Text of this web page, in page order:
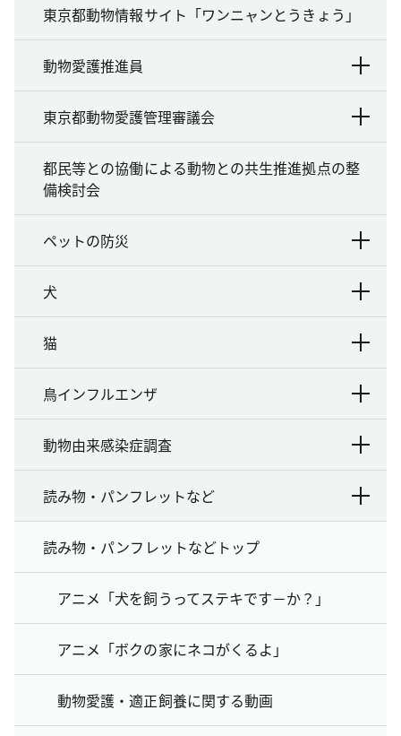
東京都動物情報サイト「ワンニャンとうきょう」
動物愛護推進員
東京都動物愛護管理審議会
都民等との協働による動物との共生推進拠点の整
備検討会
ペットの防災
犬
猫
鳥インフルエンザ
動物由来感染症調査
読み物・パンフレットなど
読み物・パンフレットなどトップ
アニメ「犬を飼うってステキです－か？」
アニメ「ボクの家にネコがくるよ」
動物愛護・適正飼養に関する動画